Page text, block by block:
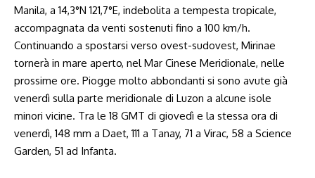
Manila, a 14,3°N 121,7°E, indebolita a tempesta tropicale,
accompagnata da venti sostenuti fino a 100 km/h.
Continuando a spostarsi verso ovest-sudovest, Mirinae
tornerà in mare aperto, nel Mar Cinese Meridionale, nelle
prossime ore. Piogge molto abbondanti si sono avute già
venerdì sulla parte meridionale di Luzon a alcune isole
minori vicine. Tra le 18 GMT di giovedì e la stessa ora di
venerdì, 148 mm a Daet, 111 a Tanay, 71 a Virac, 58 a Science
Garden, 51 ad Infanta.